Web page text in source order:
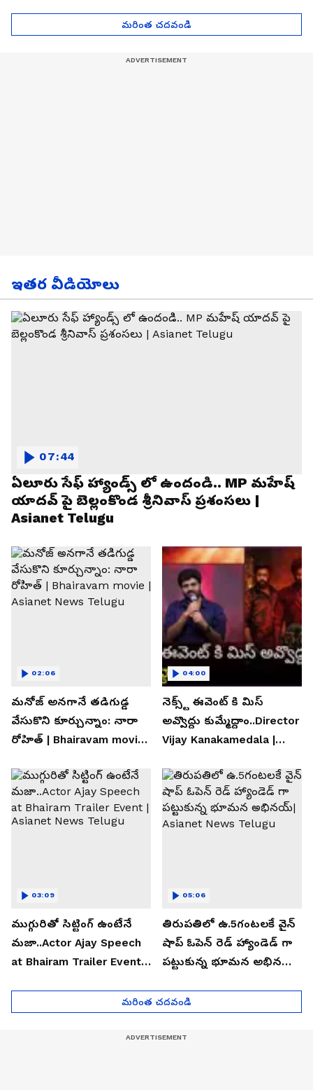
మరింత చదవండి
ఇతర వీడియోలు
ఏలూరు సేఫ్ హ్యాండ్స్ లో ఉందండి.. MP మహేష్
యాదవ్ పై బెల్లంకొండ శ్రీనివాస్ ప్రశంసలు |
Asianet Telugu
07:44
మనోజ్ అనగానే తడిగుడ్డ
వేసుకొని కూర్చున్నాం: నారా
రోహిత్ | Bhairavam movie |
02:06
నెక్స్ట్ ఈవెంట్ కి మిస్
అవ్వొద్దు కుమ్మేద్దాం..Director
Vijay Kanakamedala |
04:00
ముగ్గురితో సిట్టింగ్ ఉంటేనే
మజా..Actor Ajay Speech
at Bhairam Trailer Event |
03:09
తిరుపతిలో ఉ.5గంటలకే వైన్
షాప్ ఓపెన్ రెడ్ హ్యాండెడ్ గా
పట్టుకున్న భూమన అభినయ్|
05:06
మరింత చదవండి